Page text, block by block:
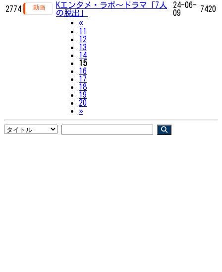
2774
Kエンタメ・ラボ～ドラマ「7人
の脱出」
24-06-
09
7420
«Previous
11
12
13
14
15
16
17
18
19
20
»Next